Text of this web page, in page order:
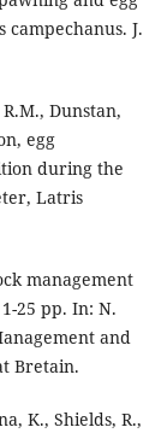
J.
Dunstan,
egg
during the
Latris
management
25 pp. In: N.
and
Bretain.
K., Shields, R.,